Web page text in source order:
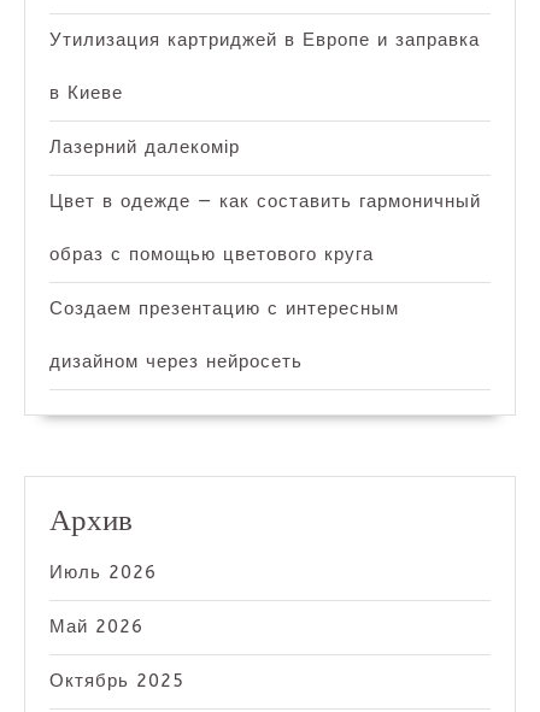
Утилизация картриджей в Европе и заправка
в Киеве
Лазерний далекомір
Цвет в одежде — как составить гармоничный
образ с помощью цветового круга
Создаем презентацию с интересным
дизайном через нейросеть
Архив
Июль 2026
Май 2026
Октябрь 2025